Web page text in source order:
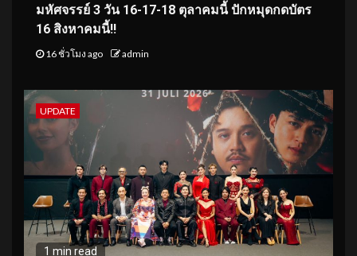
มหัศจรรย์ 3 วัน 16-17-18 ตุลาคมนี้ ปักหมุดกดบัตร
16 สิงหาคมนี้!!
16 ชั่วโมง ago admin
UPDATE
1 min read